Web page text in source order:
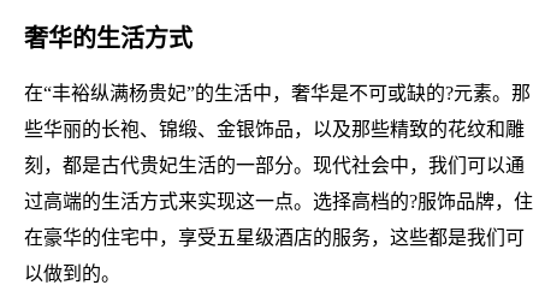
奢华的生活方式
在“丰裕纵满杨贵妃”的生活中，奢华是不可或缺的?元素。那
些华丽的长袍、锦缎、金银饰品，以及那些精致的花纹和雕
刻，都是古代贵妃生活的一部分。现代社会中，我们可以通
过高端的生活方式来实现这一点。选择高档的?服饰品牌，住
在豪华的住宅中，享受五星级酒店的服务，这些都是我们可
以做到的。